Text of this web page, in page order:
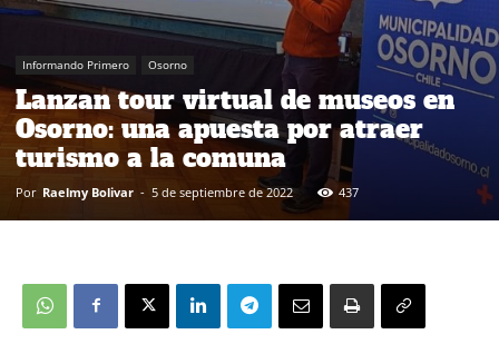
Informando Primero Osorno
Lanzan tour virtual de museos en
Osorno: una apuesta por atraer
turismo a la comuna
Por Raelmy Bolivar - 5 de septiembre de 2022 437